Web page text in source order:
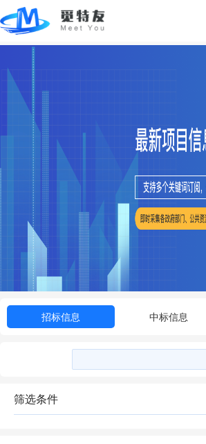
招标信息 中标信息
筛选条件